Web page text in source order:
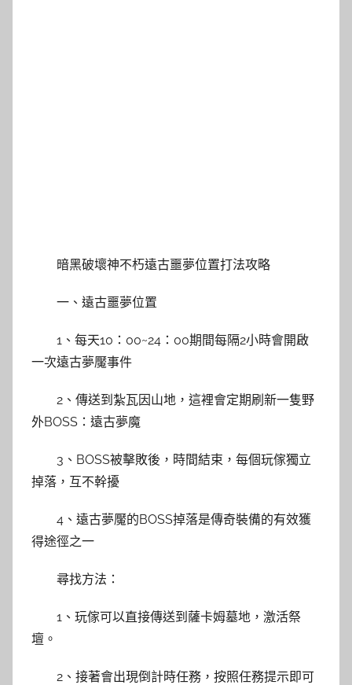
暗黑破壞神不朽遠古噩夢位置打法攻略
一、遠古噩夢位置
1、每天10：00~24：00期間每隔2小時會開啟
一次遠古夢魘事件
2、傳送到紮瓦因山地，這裡會定期刷新一隻野
外BOSS：遠古夢魔
3、BOSS被擊敗後，時間結束，每個玩傢獨立
掉落，互不幹擾
4、遠古夢魘的BOSS掉落是傳奇裝備的有效獲
得途徑之一
尋找方法：
1、玩傢可以直接傳送到薩卡姆墓地，激活祭
壇。
2、接著會出現倒計時任務，按照任務提示即可